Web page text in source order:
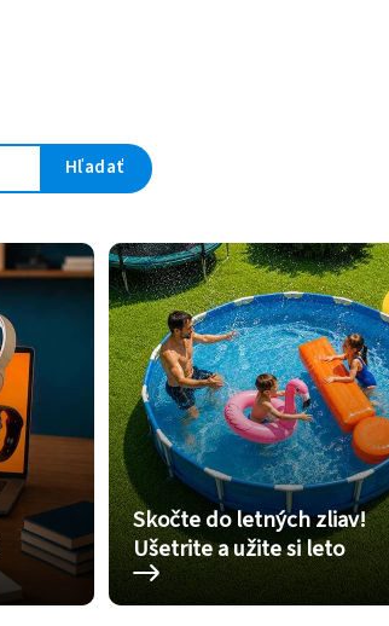
Hľadať
Skočte do letných zliav!
Ušetrite a užite si leto